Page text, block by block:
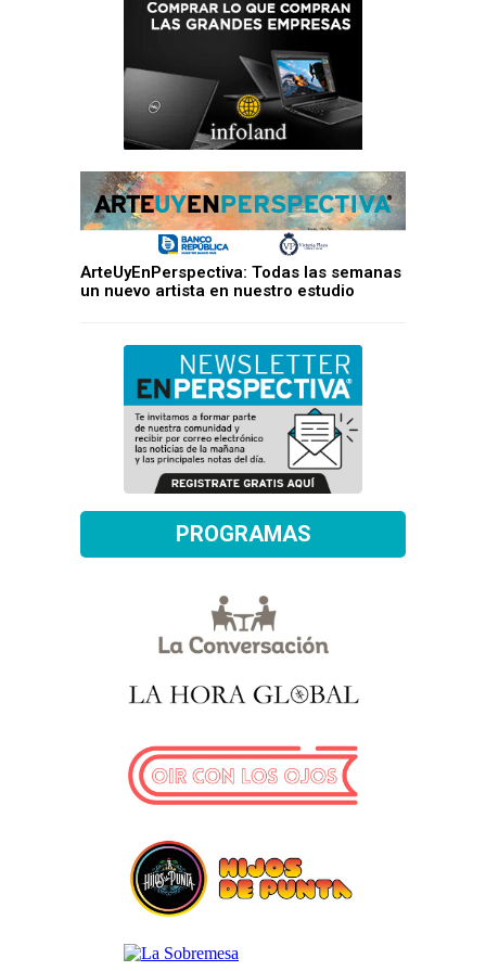
ArteUyEnPerspectiva: Todas las semanas
un nuevo artista en nuestro estudio
PROGRAMAS